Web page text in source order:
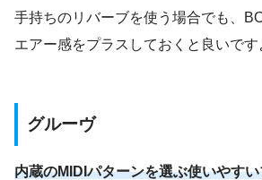
手持ちのリバーブを使う場合でも、
エアー感をプラスしておくと良いです
グルーヴ
内蔵のMIDIパターンを選ぶ使いやす